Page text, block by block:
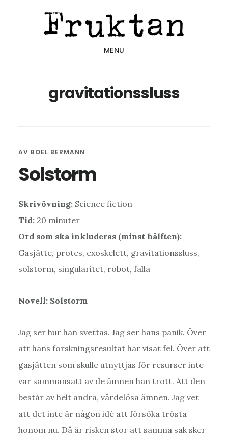
MENU
gravitationssluss
AV BOEL BERMANN
Solstorm
Skrivövning:Science fiction
Tid:20 minuter
Ord som ska inkluderas (minst hälften):
Gasjätte, protes, exoskelett, gravitationssluss,
solstorm, singularitet, robot, falla
Novell: Solstorm
Jag ser hur han svettas. Jag ser hans panik. Över
att hans forskningsresultat har visat fel. Över att
gasjätten som skulle utnyttjas för resurser inte
var sammansatt av de ämnen han trott. Att den
består av helt andra, värdelösa ämnen. Jag vet
att det inte är någon idé att försöka trösta
honom nu. Då är risken stor att samma sak sker